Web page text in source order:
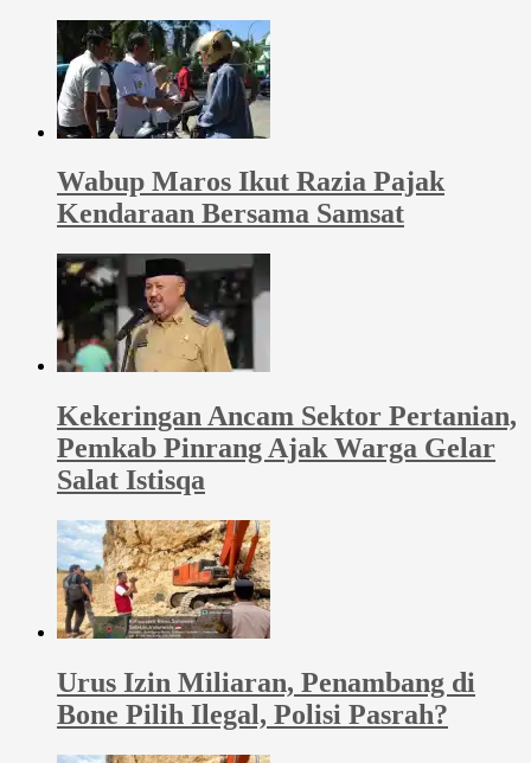
Wabup Maros Ikut Razia Pajak
Kendaraan Bersama Samsat
Kekeringan Ancam Sektor Pertanian,
Pemkab Pinrang Ajak Warga Gelar
Salat Istisqa
Urus Izin Miliaran, Penambang di
Bone Pilih Ilegal, Polisi Pasrah?